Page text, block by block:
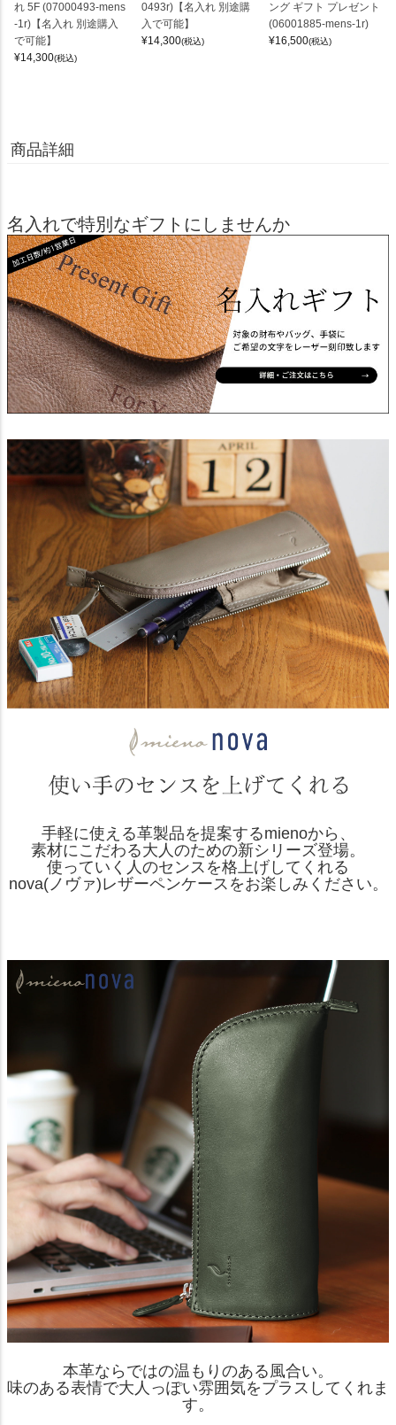
れ 5F (07000493-mens
-1r)【名入れ 別途購入
で可能】
¥14,300(税込)
0493r)【名入れ 別途購
入で可能】
¥14,300(税込)
ング ギフト プレゼント
(06001885-mens-1r)
¥16,500(税込)
商品詳細
名入れで特別なギフトにしませんか
手軽に使える革製品を提案するmienoから、
素材にこだわる大人のための新シリーズ登場。
使っていく人のセンスを格上げしてくれる
nova(ノヴァ)レザーペンケースをお楽しみください。
本革ならではの温もりのある風合い。
味のある表情で大人っぽい雰囲気をプラスしてくれま
す。